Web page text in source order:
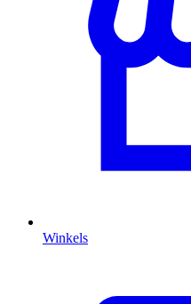
Winkels